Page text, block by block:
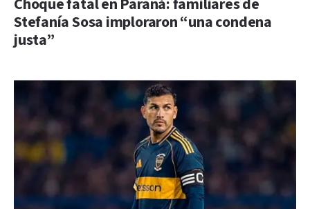
Choque fatal en Paraná: familiares de
Stefanía Sosa imploraron “una condena
justa”